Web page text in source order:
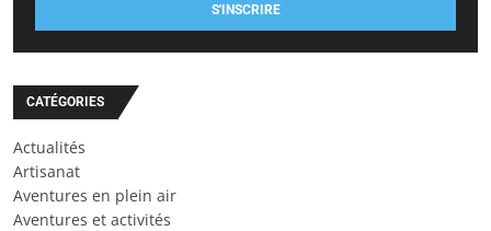
S'INSCRIRE
CATÉGORIES
Actualités
Artisanat
Aventures en plein air
Aventures et activités